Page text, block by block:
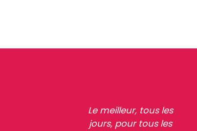
Le meilleur, tous les
jours, pour tous les